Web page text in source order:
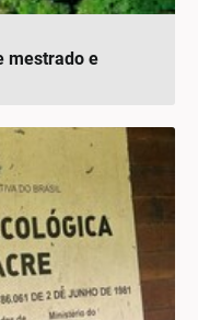
mestrado e